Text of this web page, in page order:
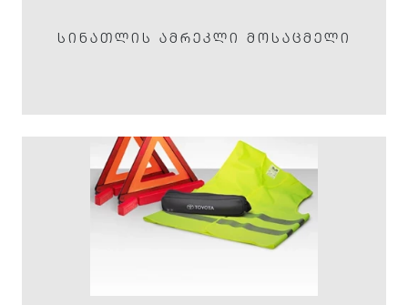
ᲡᲘᲜᲐᲗᲚᲘᲡ ᲐᲛᲠᲔᲙᲚᲘ ᲛᲝᲡᲐᲪᲛᲔᲚᲘ